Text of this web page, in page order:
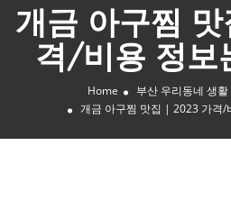
개금 아구찜
격/비용 정보
Home 부산 우리동네 생
개금 아구찜 맛집 | 2023 가격/